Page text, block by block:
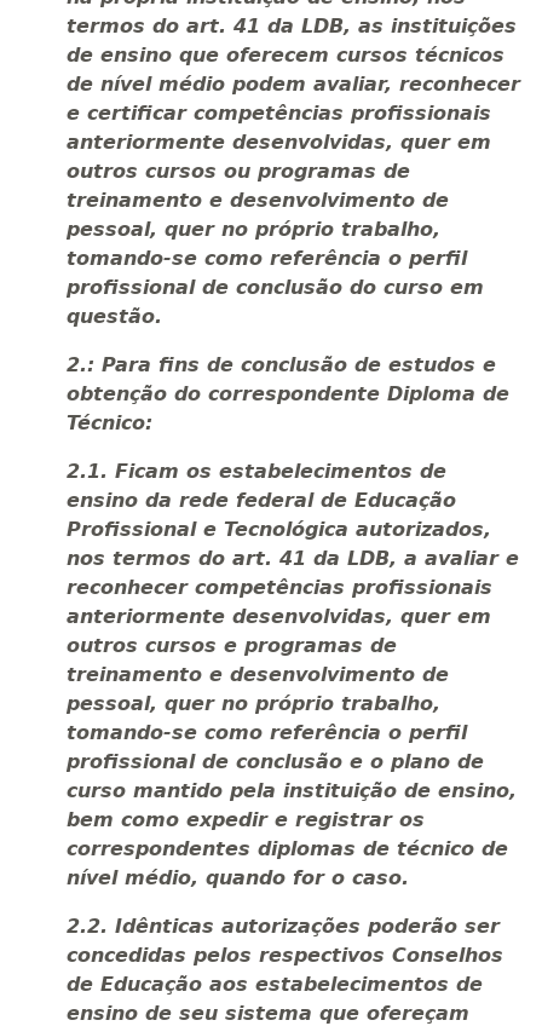
termos do art. 41 da LDB, as instituições
de ensino que oferecem cursos técnicos
de nível médio podem avaliar, reconhecer
e certificar competências profissionais
anteriormente desenvolvidas, quer em
outros cursos ou programas de
treinamento e desenvolvimento de
pessoal, quer no próprio trabalho,
tomando-se como referência o perfil
profissional de conclusão do curso em
questão.
2.: Para fins de conclusão de estudos e
obtenção do correspondente Diploma de
Técnico:
2.1. Ficam os estabelecimentos de
ensino da rede federal de Educação
Profissional e Tecnológica autorizados,
nos termos do art. 41 da LDB, a avaliar e
reconhecer competências profissionais
anteriormente desenvolvidas, quer em
outros cursos e programas de
treinamento e desenvolvimento de
pessoal, quer no próprio trabalho,
tomando-se como referência o perfil
profissional de conclusão e o plano de
curso mantido pela instituição de ensino,
bem como expedir e registrar os
correspondentes diplomas de técnico de
nível médio, quando for o caso.
2.2. Idênticas autorizações poderão ser
concedidas pelos respectivos Conselhos
de Educação aos estabelecimentos de
ensino de seu sistema que ofereçam